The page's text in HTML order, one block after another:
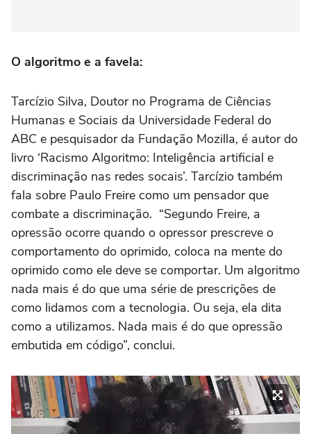
O algoritmo e a favela:
Tarcízio Silva, Doutor no Programa de Ciências
Humanas e Sociais da Universidade Federal do
ABC e pesquisador da Fundação Mozilla, é autor do
livro ‘Racismo Algoritmo: Inteligência artificial e
discriminação nas redes socais’. Tarcízio também
fala sobre Paulo Freire como um pensador que
combate a discriminação. “Segundo Freire, a
opressão ocorre quando o opressor prescreve o
comportamento do oprimido, coloca na mente do
oprimido como ele deve se comportar. Um algoritmo
nada mais é do que uma série de prescrições de
como lidamos com a tecnologia. Ou seja, ela dita
como a utilizamos. Nada mais é do que opressão
embutida em código”, conclui.